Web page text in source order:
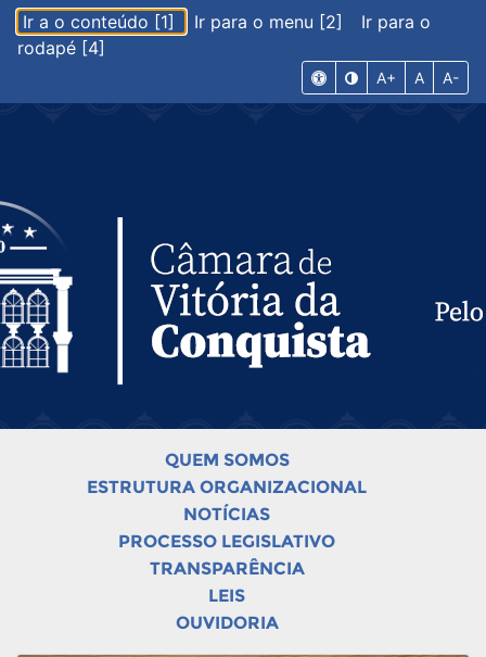
Ir a o conteúdo [1] Ir para o menu [2]
Ir para o
rodapé [4]
A+ A A-
QUEM SOMOS
ESTRUTURA ORGANIZACIONAL
NOTÍCIAS
PROCESSO LEGISLATIVO
TRANSPARÊNCIA
LEIS
OUVIDORIA